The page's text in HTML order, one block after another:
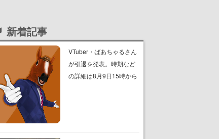
新着記事
VTuber・ばあちゃるさん
が引退を発表。時期など
の詳細は8月9日15時から